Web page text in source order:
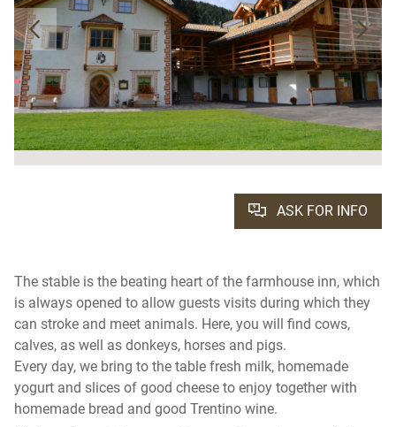
ASK FOR INFO
The stable is the beating heart of the farmhouse inn, which
is always opened to allow guests visits during which they
can stroke and meet animals. Here, you will find cows,
calves, as well as donkeys, horses and pigs.
Every day, we bring to the table fresh milk, homemade
yogurt and slices of good cheese to enjoy together with
homemade bread and good Trentino wine.